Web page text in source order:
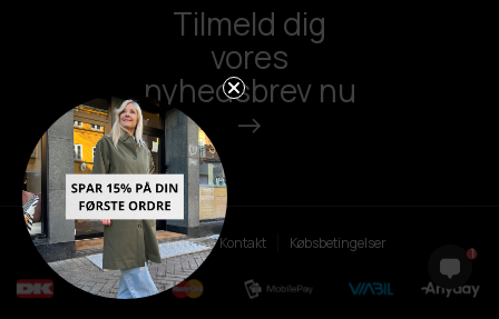
Tilmeld dig
vores
nyhedsbrev nu
->
Persondatapolitik Kontakt Købsbetingelser
1